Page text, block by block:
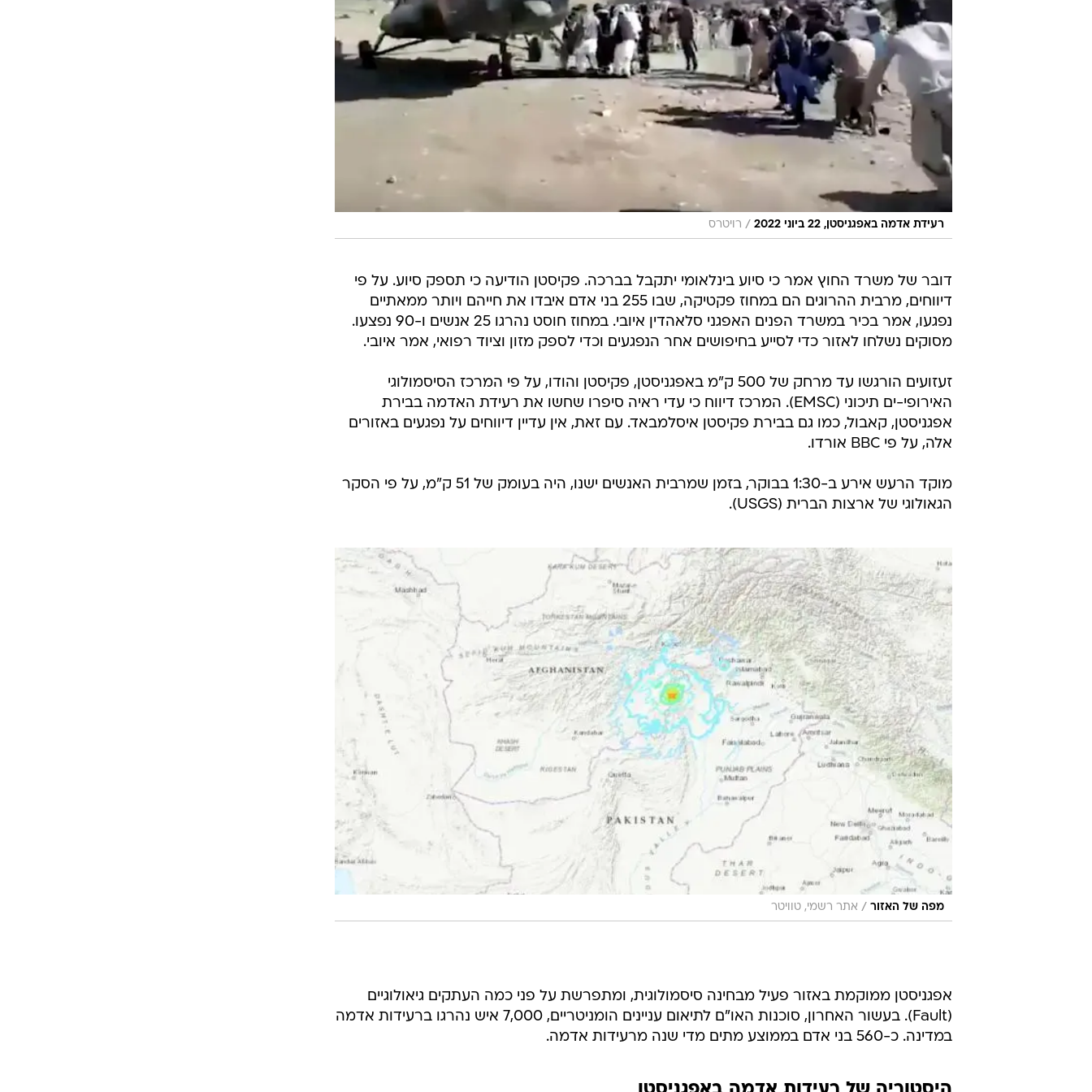
רעידת אדמה באפגניסטן, 22 ביוני 2022 / רויטרס
דובר של משרד החוץ אמר כי סיוע בינלאומי יתקבל בברכה. פקיסטן הודיעה כי תספק סיוע. על פי
דיווחים, מרבית ההרוגים הם במחוז פקטיקה, שבו 255 בני אדם איבדו את חייהם ויותר ממאתיים
נפגעו, אמר בכיר במשרד הפנים האפגני סלאהדין איובי. במחוז חוסט נהרגו 25 אנשים ו-90 נפצעו.
מסוקים נשלחו לאזור כדי לסייע בחיפושים אחר הנפגעים וכדי לספק מזון וציוד רפואי, אמר איובי.
זעזועים הורגשו עד מרחק של 500 ק"מ באפגניסטן, פקיסטן והודו, על פי המרכז הסיסמולוגי
האירופי-ים תיכוני (EMSC). המרכז דיווח כי עדי ראיה סיפרו שחשו את רעידת האדמה בבירת
אפגניסטן, קאבול, כמו גם בבירת פקיסטן איסלמבאד. עם זאת, אין עדיין דיווחים על נפגעים באזורים
אלה, על פי BBC אורדו.
מוקד הרעש אירע ב-1:30 בבוקר, בזמן שמרבית האנשים ישנו, היה בעומק של 51 ק"מ, על פי הסקר
הגאולוגי של ארצות הברית (USGS).
מפה של האזור / אתר רשמי, טוויטר
אפגניסטן ממוקמת באזור פעיל מבחינה סיסמולוגית, ומתפרשת על פני כמה העתקים גיאולוגיים
(Fault). בעשור האחרון, סוכנות האו"ם לתיאום עניינים הומניטריים, 7,000 איש נהרגו ברעידות אדמה
במדינה. כ-560 בני אדם בממוצע מתים מדי שנה מרעידות אדמה.